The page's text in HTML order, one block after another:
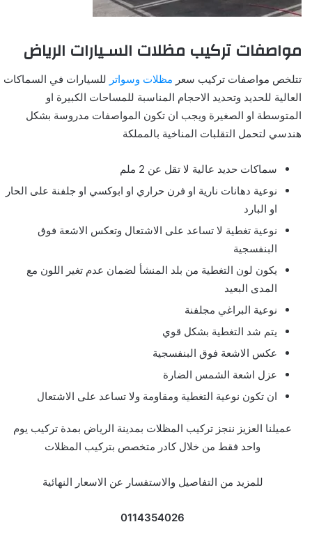
مواصفات تركيب مظلات السـيارات الرياض
تتلخص مواصفات تركيب سعر مظلات وسواتر للسيارات في السماكات
العالية للحديد وتحديد الاحجام المناسبة للمساحات الكبيرة او
المتوسطة او الصغيرة ويجب ان تكون المواصفات مدروسة بشكل
هندسي لتحمل التقلبات المناخية بالمملكة
سماكات حديد عالية لا تقل عن 2 ملم
نوعية دهانات نارية او فرن حراري او ابوكسي او جلفنة على الحار
او البارد
نوعية تغطية لا تساعد على الاشتعال وتعكس الاشعة فوق
البنفسجية
يكون لون التغطية من بلد المنشأ لضمان عدم تغير اللون مع
المدى البعيد
نوعية البراغي مجلفنة
يتم شد التغطية بشكل قوي
عكس الاشعة فوق البنفسجية
عزل اشعة الشمس الضارة
ان تكون نوعية التغطية ومقاومة ولا تساعد على الاشتعال
عميلنا العزيز ننجز تركيب المظلات بمدينة الرياض بمدة تركيب يوم
واحد فقط من خلال كادر متخصص بتركيب المظلات
للمزيد من التفاصيل والاستفسار عن الاسعار النهائية
0114354026